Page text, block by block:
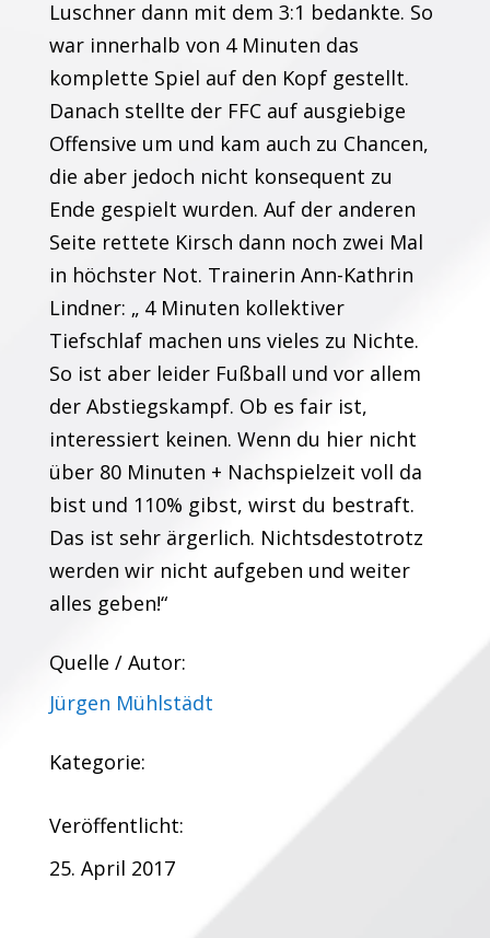
Luschner dann mit dem 3:1 bedankte. So
war innerhalb von 4 Minuten das
komplette Spiel auf den Kopf gestellt.
Danach stellte der FFC auf ausgiebige
Offensive um und kam auch zu Chancen,
die aber jedoch nicht konsequent zu
Ende gespielt wurden. Auf der anderen
Seite rettete Kirsch dann noch zwei Mal
in höchster Not. Trainerin Ann-Kathrin
Lindner: „ 4 Minuten kollektiver
Tiefschlaf machen uns vieles zu Nichte.
So ist aber leider Fußball und vor allem
der Abstiegskampf. Ob es fair ist,
interessiert keinen. Wenn du hier nicht
über 80 Minuten + Nachspielzeit voll da
bist und 110% gibst, wirst du bestraft.
Das ist sehr ärgerlich. Nichtsdestotrotz
werden wir nicht aufgeben und weiter
alles geben!“
Quelle / Autor:
Jürgen Mühlstädt
Kategorie:
Veröffentlicht:
25. April 2017